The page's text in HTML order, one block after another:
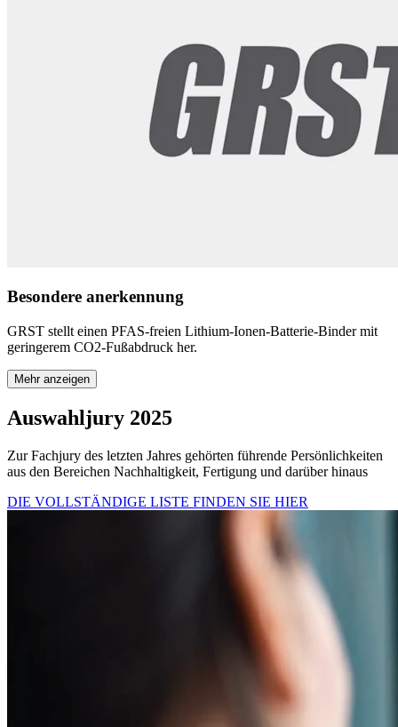
Besondere anerkennung
GRST stellt einen PFAS-freien Lithium-Ionen-Batterie-Binder mit
geringerem CO2-Fußabdruck her.
Mehr anzeigen
Auswahljury 2025
Zur Fachjury des letzten Jahres gehörten führende Persönlichkeiten
aus den Bereichen Nachhaltigkeit, Fertigung und darüber hinaus
DIE VOLLSTÄNDIGE LISTE FINDEN SIE HIER